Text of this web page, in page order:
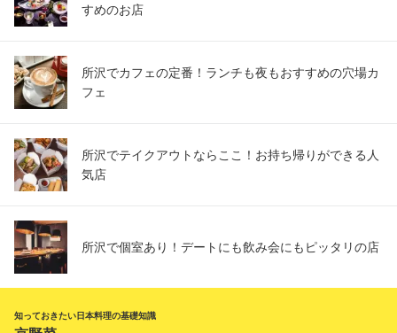
すめのお店
所沢でカフェの定番！ランチも夜もおすすめの穴場カ
フェ
所沢でテイクアウトならここ！お持ち帰りができる人
気店
所沢で個室あり！デートにも飲み会にもピッタリの店
知っておきたい日本料理の基礎知識